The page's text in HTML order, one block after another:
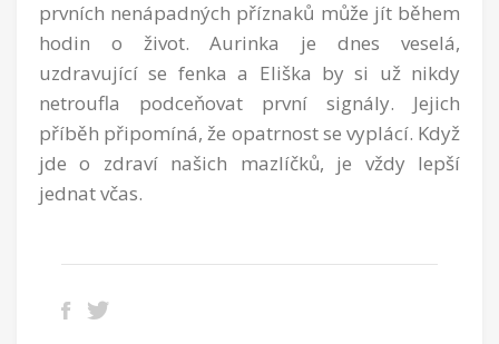
prvních nenápadných příznaků může jít během
hodin o život. Aurinka je dnes veselá,
uzdravující se fenka a Eliška by si už nikdy
netroufla podceňovat první signály. Jejich
příběh připomíná, že opatrnost se vyplácí. Když
jde o zdraví našich mazlíčků, je vždy lepší
jednat včas.